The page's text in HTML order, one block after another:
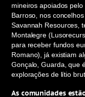
mineiros apoiados
Barroso, nos
Savannah Resources,
Montalegre
para receber fundos
Romano), já existiam
Gonçalo, Guarda, que
explorações de lítio
As comunidades